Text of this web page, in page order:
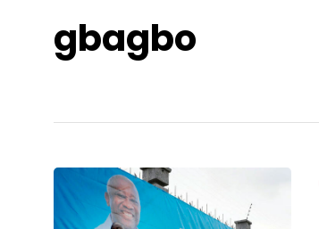
gbagbo